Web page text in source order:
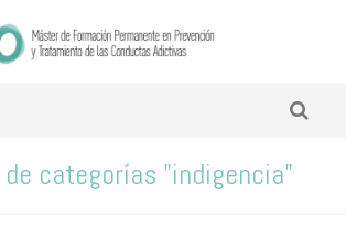
categorías "indigencia"